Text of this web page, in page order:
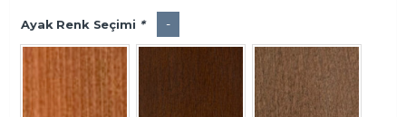
Ayak Renk Seçimi * -